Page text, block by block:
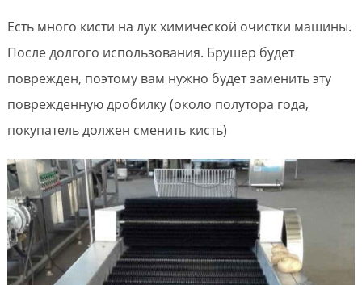
Есть много кисти на лук химической очистки машины.
После долгого использования. Брушер будет
поврежден, поэтому вам нужно будет заменить эту
поврежденную дробилку (около полутора года,
покупатель должен сменить кисть)